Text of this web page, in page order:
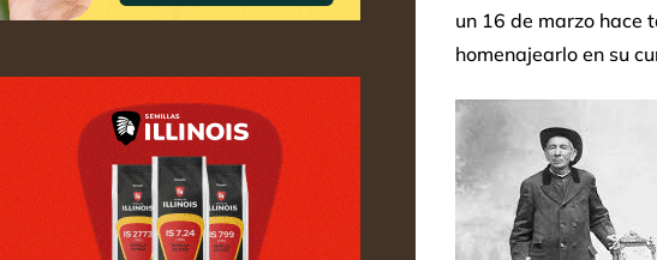
un 16 de marzo hace
homenajearlo en su